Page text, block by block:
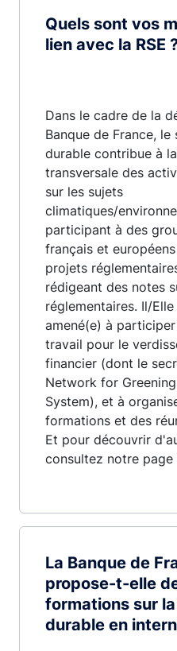
Quels sont vos
lien avec la RSE
Dans le cadre de la
Banque de France,
durable contribue à
transversale des
sur les sujets
climatiques/
participant à des
français et
projets
rédigeant des notes
réglementaires. Il/
amené(e) à
travail pour le
financier (dont le
Network for
System), et à
formations et des
Et pour découvrir
consultez notre page
La Banque de
propose-t-elle
formations sur
durable en